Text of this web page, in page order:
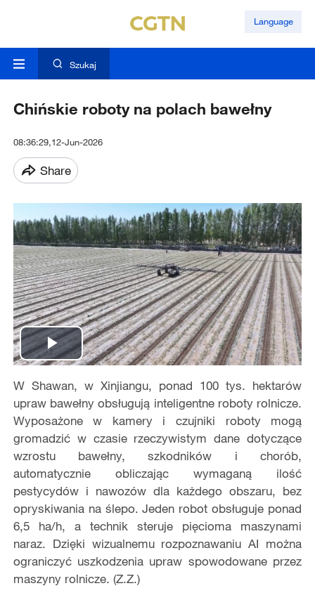
Language
Szukaj
Chińskie roboty na polach bawełny
08:36:29,12-Jun-2026
Share
Play
Video
W Shawan, w Xinjiangu, ponad 100 tys. hektarów
upraw bawełny obsługują inteligentne roboty rolnicze.
Wyposażone w kamery i czujniki roboty mogą
gromadzić w czasie rzeczywistym dane dotyczące
wzrostu bawełny, szkodników i chorób,
automatycznie obliczając wymaganą ilość
pestycydów i nawozów dla każdego obszaru, bez
opryskiwania na ślepo. Jeden robot obsługuje ponad
6,5 ha/h, a technik steruje pięcioma maszynami
naraz. Dzięki wizualnemu rozpoznawaniu AI można
ograniczyć uszkodzenia upraw spowodowane przez
maszyny rolnicze. (Z.Z.)